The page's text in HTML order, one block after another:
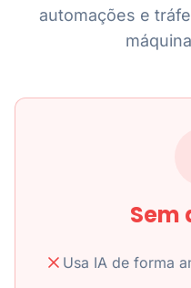
automações e
Sem
Usa IA de forma